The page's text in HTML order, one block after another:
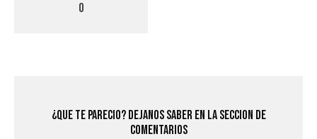
0
¿Que Te Parecio? Dejanos saber en la seccion de
comentarios